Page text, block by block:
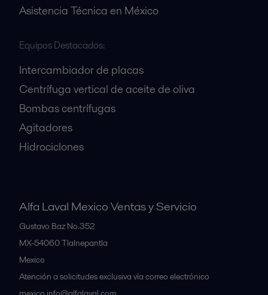
Asistencia Técnica en México
Equipos Destacados:
Intercambiador de placas
Centrífuga vertical de aceite de oliva
Bombas centrífugas
Agitadores
Hidrociclones
Alfa Laval Mexico Ventas y Servicio
Gustavo Baz No.352
MX-54060Tlalnepantla
Mexico
Atención a solicitudes exclusiva vía correo electrónico